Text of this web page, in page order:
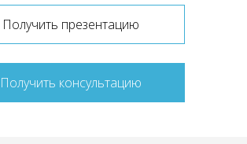
Получить презентацию
Получить консультацию